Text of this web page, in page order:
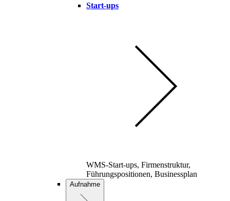
Start-ups
WMS-Start-ups, Firmenstruktur,
Führungspositionen, Businessplan
Aufnahme